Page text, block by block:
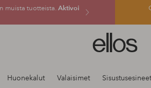
muista tuotteista. Aktivoi
Ellos-
logo
siirry
Huonekalut Valaisimet Sisustusesineet